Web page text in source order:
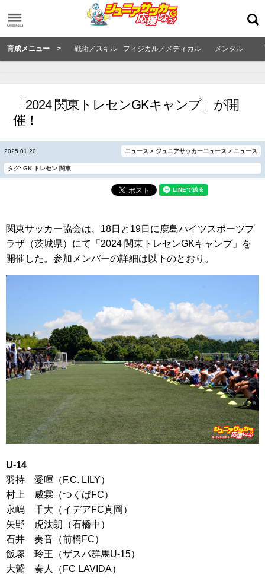
育成メニュー > 戦術／スキル フィジカル／メディカル メンタル
「2024 関東トレセンGKキャンプ」が開
催！
2025.01.20 ニュース > ジュニアサッカーニュース > ニュース
タグ: GK トレセン 関東
関東サッカー協会は、18日と19日に鹿島ハイツスポーツプ
ラザ（茨城県）にて「2024 関東トレセンGKキャンプ」を
開催した。参加メンバーの詳細は以下のとおり。
U-14
羽持 愛暉（F.C. LILY）
村上 威霖（つくばFC）
永嶋 千大（イデアFC真岡）
矢野 虎汰朗（石橋中）
石井 奏音（前橋FC）
飯塚 玲王（ザスパ群馬U-15）
大鷲 奏人（FC LAVIDA）